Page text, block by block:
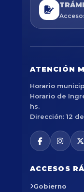
ATENCIÓN
Horario
Horario de
hs.
Dirección: 12
ACCESOS
Gobierno